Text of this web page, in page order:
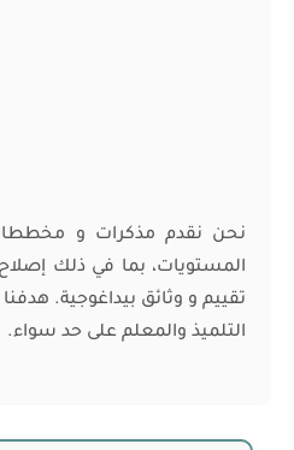
نحن نقدم مذكرات و
المستويات، بما في ذلك
تقييم و وثائق بيداغوجية.
التلميذ والمعلم على حد سواء.